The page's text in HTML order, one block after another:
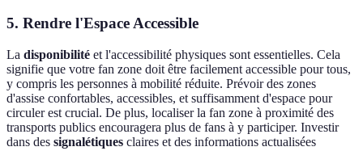
5. Rendre l'Espace Accessible
La disponibilité et l'accessibilité physiques sont essentielles. Cela
signifie que votre fan zone doit être facilement accessible pour tous,
y compris les personnes à mobilité réduite. Prévoir des zones
d'assise confortables, accessibles, et suffisamment d'espace pour
circuler est crucial. De plus, localiser la fan zone à proximité des
transports publics encouragera plus de fans à y participer. Investir
dans des signalétiques claires et des informations actualisées